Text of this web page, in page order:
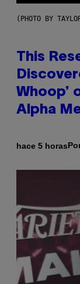
(PHOTO BY
This
Whoop’
Alpha
hace 5 horas